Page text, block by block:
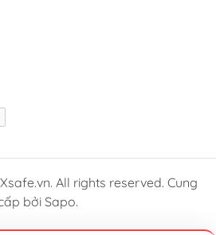
All rights reserved. Cung
bởi Sapo.